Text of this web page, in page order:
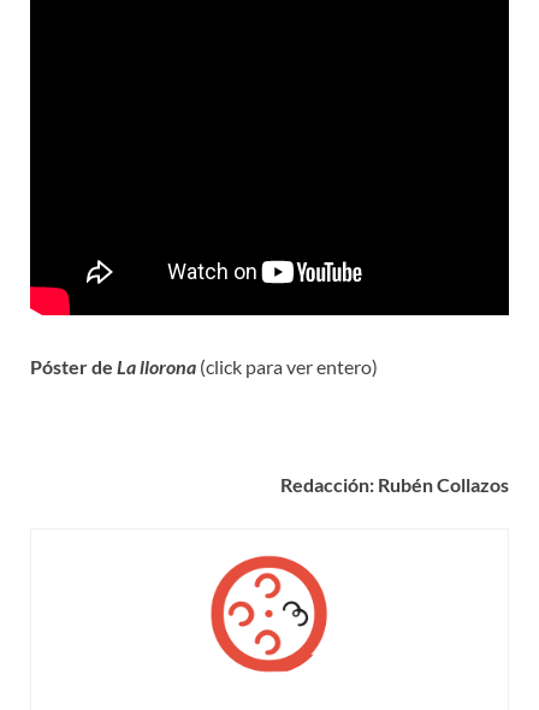
Póster de La llorona (click para ver entero)
Redacción: Rubén Collazos